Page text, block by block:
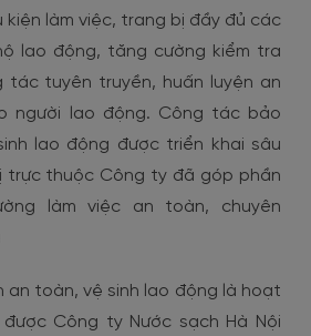
làm việc, trang bị đầy đủ các
lao động, tăng cường kiểm tra
tác tuyên truyền, huấn luyện an
người lao động. Công tác bảo
lao động được triển khai sâu
trực thuộc Công ty đã góp phần
làm việc an toàn, chuyên
an toàn, vệ sinh lao động là hoạt
Công ty Nước sạch Hà Nội